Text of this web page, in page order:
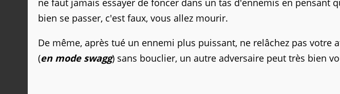
ne faut jamais essayer de foncer dans un tas d'ennemis en pensant
bien se passer, c'est faux, vous allez mourir.
De même, après tué un ennemi plus puissant, ne relâchez pas
(en mode swagg) sans bouclier, un autre adversaire peut très bien